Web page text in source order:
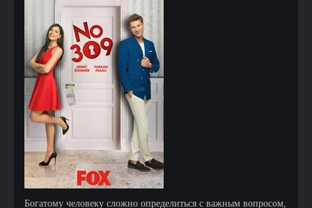
Богатому человеку сложно определиться с важным вопросом,